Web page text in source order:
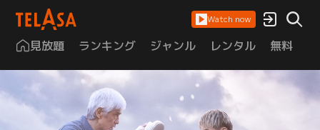
Watch now
見放題 ランキング ジャンル レンタル 無料